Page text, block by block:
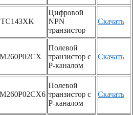
Цифровой
NPN
транзистор
Скачать
Полевой
транзистор с
P-каналом
Скачать
Полевой
транзистор с
P-каналом
Скачать